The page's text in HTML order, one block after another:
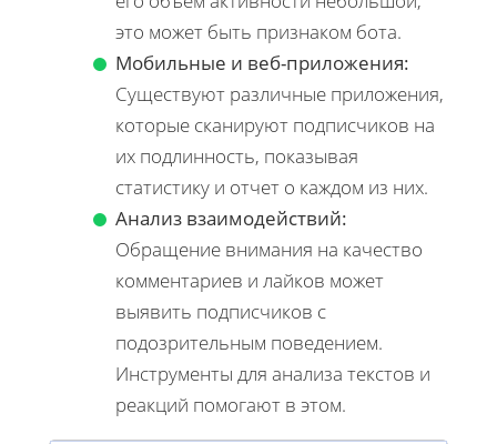
это может быть признаком бота.
Мобильные и веб-приложения:
Существуют различные приложения,
которые сканируют подписчиков на
их подлинность, показывая
статистику и отчет о каждом из них.
Анализ взаимодействий:
Обращение внимания на качество
комментариев и лайков может
выявить подписчиков с
подозрительным поведением.
Инструменты для анализа текстов и
реакций помогают в этом.